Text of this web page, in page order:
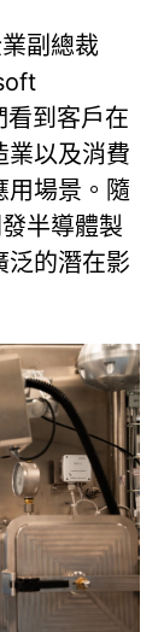
副總裁
到客戶在
業以及消費
用場景。隨
半導體製
泛的潛在影